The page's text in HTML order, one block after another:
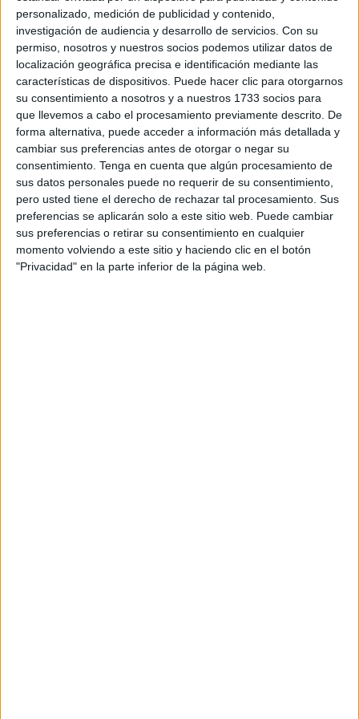
personalizado, medición de publicidad y contenido,
investigación de audiencia y desarrollo de servicios. Con su
permiso, nosotros y nuestros socios podemos utilizar datos de
localización geográfica precisa e identificación mediante las
características de dispositivos. Puede hacer clic para otorgarnos
su consentimiento a nosotros y a nuestros 1733 socios para
que llevemos a cabo el procesamiento previamente descrito. De
forma alternativa, puede acceder a información más detallada y
cambiar sus preferencias antes de otorgar o negar su
consentimiento. Tenga en cuenta que algún procesamiento de
sus datos personales puede no requerir de su consentimiento,
pero usted tiene el derecho de rechazar tal procesamiento. Sus
preferencias se aplicarán solo a este sitio web. Puede cambiar
sus preferencias o retirar su consentimiento en cualquier
momento volviendo a este sitio y haciendo clic en el botón
"Privacidad" en la parte inferior de la página web.
teatral, diferente del lector, disfrutar de una puesta en
escena ya con actores y con una dramaturgia que es
bastante interesante.
¿Qué le llevó a formar parte de este proyecto, cuándo
se lo propusieron?
Me lo propusoNatalia Menéndez, bueno me lo propuso la
productora. Yo hasta el año pasado estuve haciendo una
función que era una versión de ‘La importancia de
llamarse Ernesto’, que se hizo en Cataluña, pero se
reestrenó con otro reparto en el Teatro Español.
Bueno, yo era Ernesto, la hice en ‘El Español’ y la